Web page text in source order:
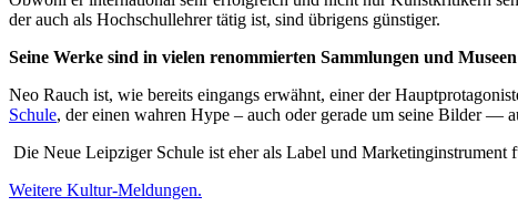
der auch als Hochschullehrer tätig ist, sind übrigens günstiger.
Seine Werke sind in vielen renommierten Sammlungen und
Neo Rauch ist, wie bereits eingangs erwähnt, einer der
Schule, der einen wahren Hype – auch oder gerade um seine Bilder —
Die Neue Leipziger Schule ist eher als Label und Marketinginstrument
Weitere Kultur-Meldungen.